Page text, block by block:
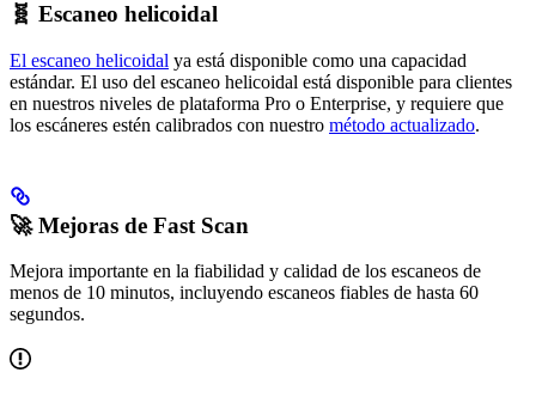
🧬 Escaneo helicoidal
El escaneo helicoidal ya está disponible como una capacidad
estándar. El uso del escaneo helicoidal está disponible para clientes
en nuestros niveles de plataforma Pro o Enterprise, y requiere que
los escáneres estén calibrados con nuestro método actualizado.
🚀 Mejoras de Fast Scan
Mejora importante en la fiabilidad y calidad de los escaneos de
menos de 10 minutos, incluyendo escaneos fiables de hasta 60
segundos.